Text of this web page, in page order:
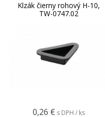
Klzák čierny rohový H-10,
TW-0747.02
0,26 € s DPH / ks